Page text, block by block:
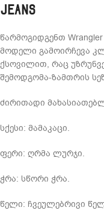
Jeans
წარმოგიდგენთ Wrangler
მოდელი გამოირჩევა
ქსოვილით, რაც
შემოდგომა-ზამთრის
ძირითადი
სქესი: მამაკაცი.
ფერი: ღრმა ლურჯი.
ჭრა: სწორი ჭრა.
წელი: ჩვეულებრივი